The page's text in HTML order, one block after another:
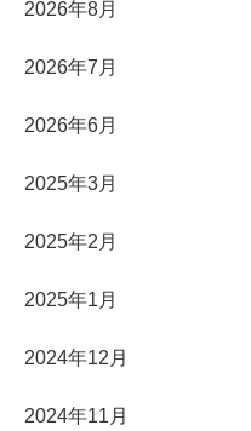
2026年8月
2026年7月
2026年6月
2025年3月
2025年2月
2025年1月
2024年12月
2024年11月